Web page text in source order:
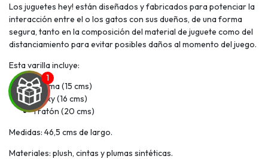
Los juguetes hey! están diseñados y fabricados para potenciar la
interacción entre el o los gatos con sus dueños, de una forma
segura, tanto en la composición del material de juguete como del
distanciamiento para evitar posibles daños al momento del juego.
Esta varilla incluye:
1 pluma (15 cms)
1 foxy (16 cms)
1 ratón (20 cms)
Medidas: 46,5 cms de largo.
Materiales: plush, cintas y plumas sintéticas.